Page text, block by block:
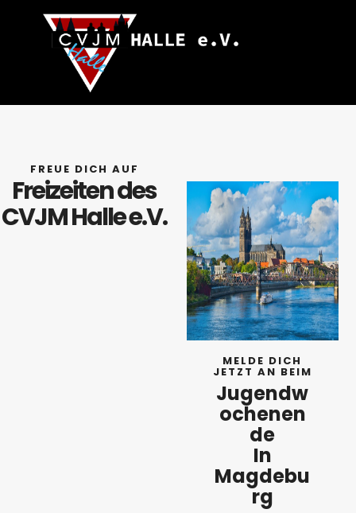
FREUE DICH AUF
Freizeiten des
CVJM Halle e.V.
MELDE DICH
JETZT AN BEIM
Jugendw
Ochenen
De
In
Magdebu
Rg